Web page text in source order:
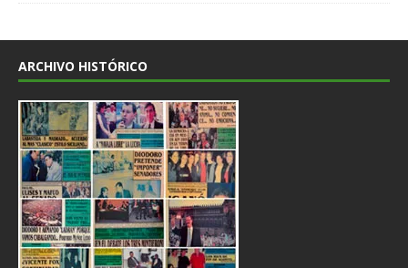
ARCHIVO HISTÓRICO